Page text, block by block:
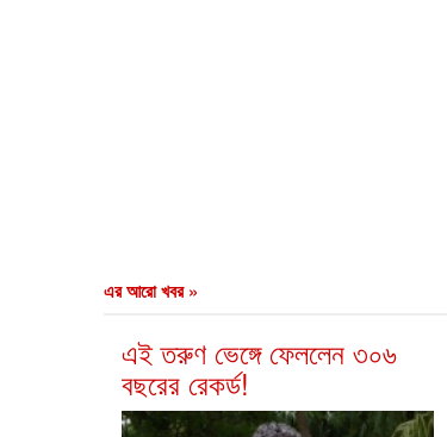
এর আরো খবর »
এই তরুণ ভেঙ্গে ফেললেন ৩০৬
বছরের রেকর্ড!